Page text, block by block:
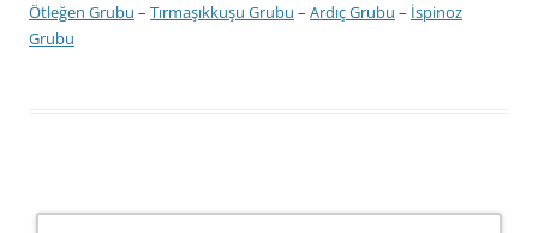
Ötleğen Grubu – Tırmaşıkkuşu Grubu – Ardıç Grubu – İspinoz
Grubu